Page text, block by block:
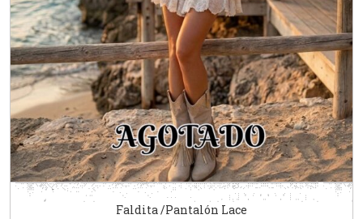
Faldita /Pantalón Lace